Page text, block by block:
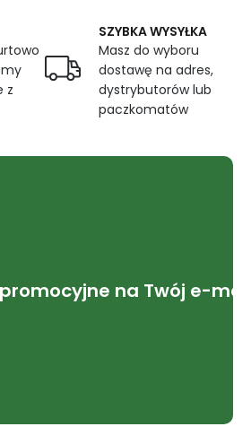
z
SZYBKA WYSYŁKA
Masz do wyboru
dostawę na adres,
dystrybutorów lub
paczkomatów
na Twój e-mail